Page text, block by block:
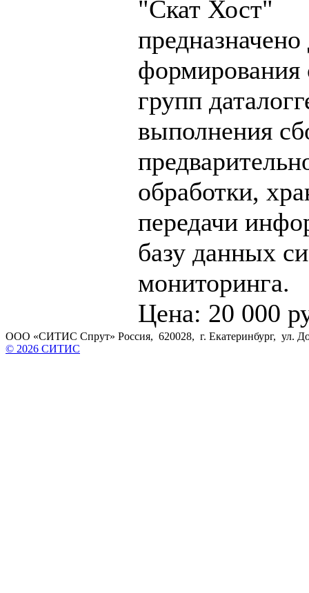
"Скат Хост"
предназначено
формирования
групп
выполнения
обработки,
передачи
базу данных
мониторинга.
Цена: 20 000
ООО «СИТИС Спрут» Россия, 620028, г. Екатеринбург, ул.
© 2026 СИТИС